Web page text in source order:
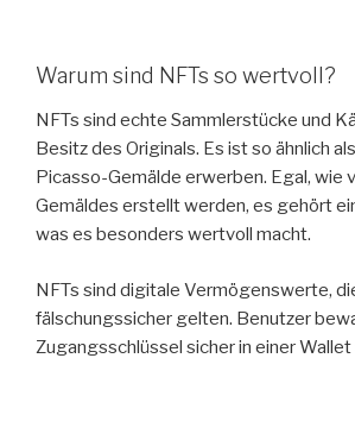
Warum sind NFTs so wertvoll?
NFTs sind echte Sammlerstücke und
Besitz des Originals. Es ist so ähnlich
Picasso-Gemälde erwerben. Egal, wie
Gemäldes erstellt werden, es gehört
was es besonders wertvoll macht.
NFTs sind digitale Vermögenswerte,
fälschungssicher gelten. Benutzer
Zugangsschlüssel sicher in einer Wallet